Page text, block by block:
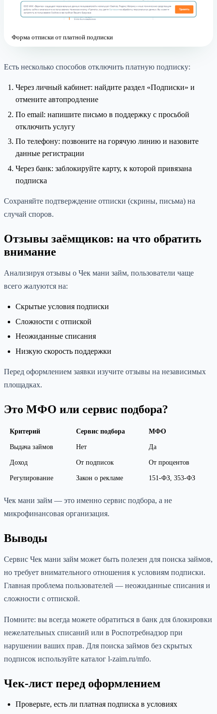
Форма отписки от платной подписки
Есть несколько способов отключить платную подписку:
Через личный кабинет: найдите раздел «Подписки» и
отмените автопродление
По email: напишите письмо в поддержку с просьбой
отключить услугу
По телефону: позвоните на горячую линию и назовите
данные регистрации
Через банк: заблокируйте карту, к которой привязана
подписка
Сохраняйте подтверждение отписки (скрины, письма) на
случай споров.
Отзывы заёмщиков: на что обратить
внимание
Анализируя отзывы о Чек мани займ, пользователи чаще
всего жалуются на:
Скрытые условия подписки
Сложности с отпиской
Неожиданные списания
Низкую скорость поддержки
Перед оформлением заявки изучите отзывы на независимых
площадках.
Это МФО или сервис подбора?
Критерий Сервис подбора МФО
Выдача займов Нет Да
Доход От подписок От процентов
Регулирование Закон о рекламе 151-ФЗ, 353-ФЗ
Чек мани займ — это именно сервис подбора, а не
микрофинансовая организация.
Выводы
Сервис Чек мани займ может быть полезен для поиска займов,
но требует внимательного отношения к условиям подписки.
Главная проблема пользователей — неожиданные списания и
сложности с отпиской.
Помните: вы всегда можете обратиться в банк для блокировки
нежелательных списаний или в Роспотребнадзор при
нарушении ваших прав. Для поиска займов без скрытых
подписок используйте каталог l-zaim.ru/mfo.
Чек-лист перед оформлением
Проверьте, есть ли платная подписка в условиях